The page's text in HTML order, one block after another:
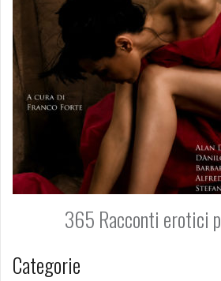
365 Racconti erotici
Categorie